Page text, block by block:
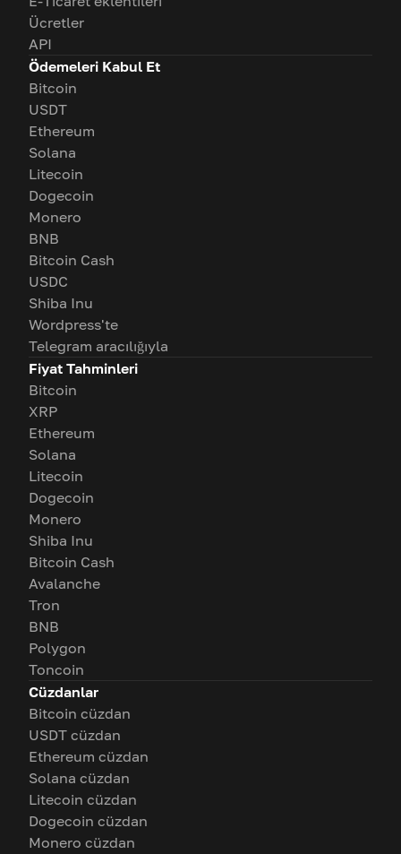
Ücretler
API
Ödemeleri Kabul Et
Bitcoin
USDT
Ethereum
Solana
Litecoin
Dogecoin
Monero
BNB
Bitcoin Cash
USDC
Shiba Inu
Wordpress'te
Telegram aracılığıyla
Fiyat Tahminleri
Bitcoin
XRP
Ethereum
Solana
Litecoin
Dogecoin
Monero
Shiba Inu
Bitcoin Cash
Avalanche
Tron
BNB
Polygon
Toncoin
Cüzdanlar
Bitcoin cüzdan
USDT cüzdan
Ethereum cüzdan
Solana cüzdan
Litecoin cüzdan
Dogecoin cüzdan
Monero cüzdan